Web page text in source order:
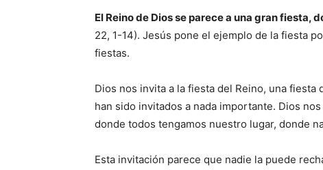
El Reino de Dios se parece a una gran fiesta,
22, 1-14). Jesús pone el ejemplo de la fiesta
fiestas.
Dios nos invita a la fiesta del Reino, una
han sido invitados a nada importante. Dios
donde todos tengamos nuestro lugar, donde
Esta invitación parece que nadie la puede